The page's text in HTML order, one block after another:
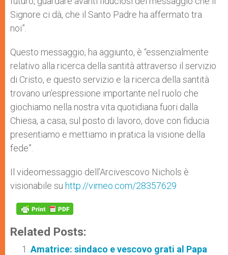
Signore ci dà, che il Santo Padre ha affermato tra
noi”.
Questo messaggio, ha aggiunto, è “essenzialmente
relativo alla ricerca della santità attraverso il servizio
di Cristo, e questo servizio e la ricerca della santità
trovano un’espressione importante nel ruolo che
giochiamo nella nostra vita quotidiana fuori dalla
Chiesa, a casa, sul posto di lavoro, dove con fiducia
presentiamo e mettiamo in pratica la visione della
fede”.
Il videomessaggio dell’Arcivescovo Nichols è
visionabile su http://vimeo.com/28357629
Related Posts:
Amatrice: sindaco e vescovo grati al Papa